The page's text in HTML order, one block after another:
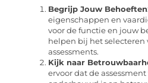
Begrijp Jouw Behoeften
eigenschappen en
voor de functie en jouw
helpen bij het selecteren
assessments.
Kijk naar
ervoor dat de